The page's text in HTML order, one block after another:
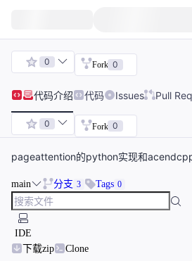
0 Fork 0
代码介绍 代码 Issues Pull
0 Fork 0
pageattention的python实现和acendcpp
main 分支 3 Tags 0
IDE
下载zip
Clone